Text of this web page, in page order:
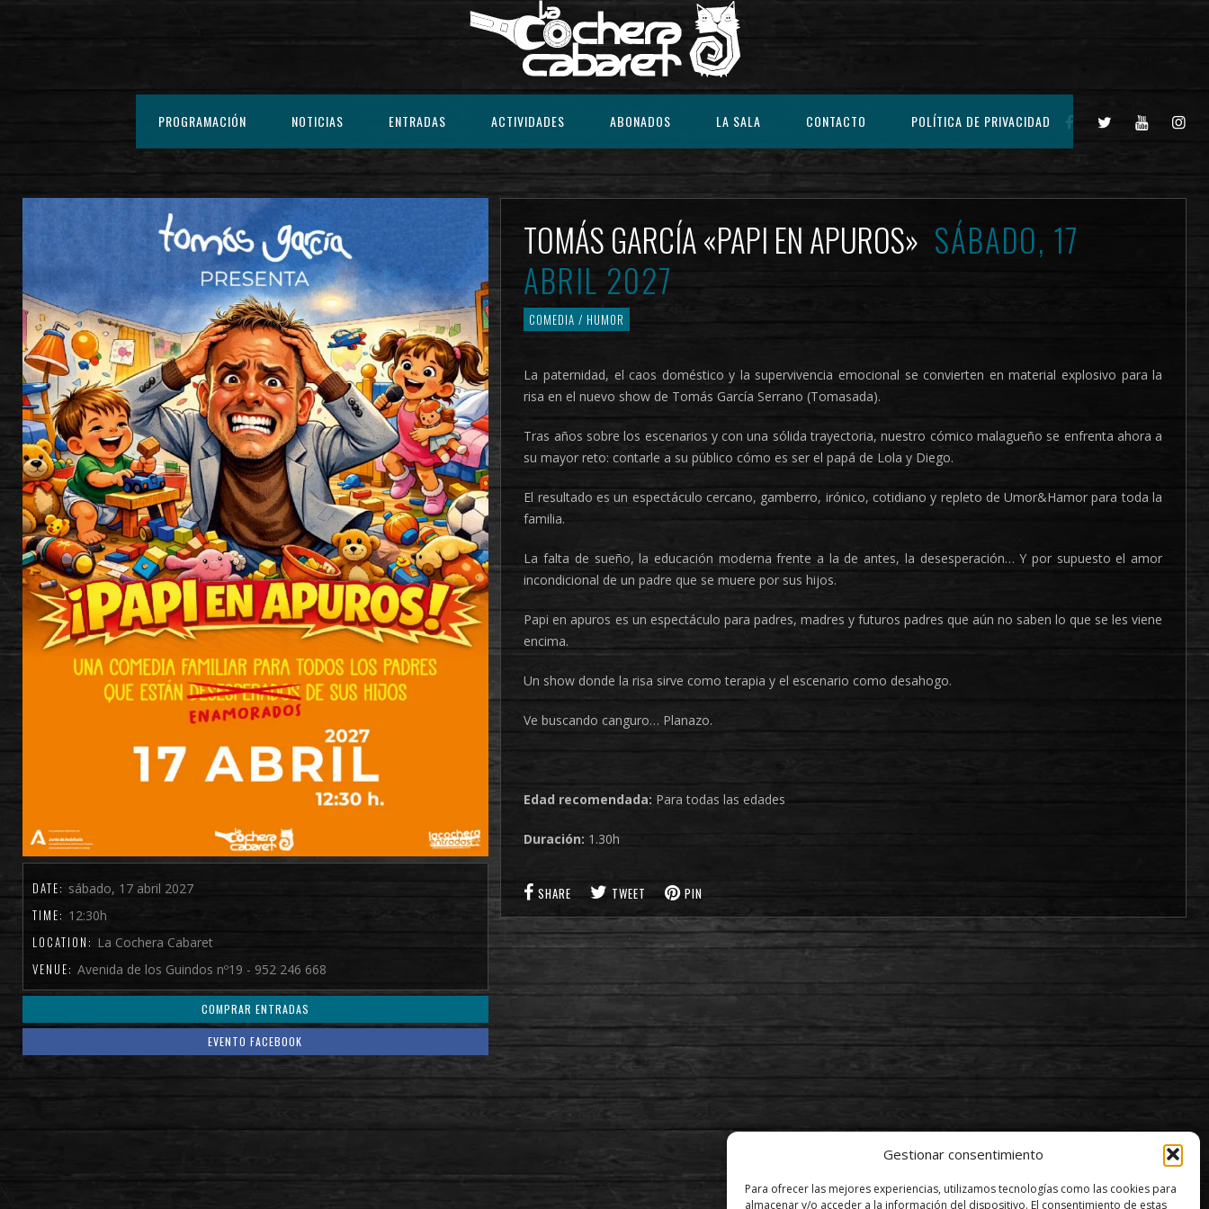
Gestionar consentimiento
Para ofrecer las mejores experiencias, utilizamos tecnologías como las cookies para
almacenar y/o acceder a la información del dispositivo. El consentimiento de estas
PROGRAMACIÓN NOTICIAS ENTRADAS ACTIVIDADES ABONADOS LA SALA CONTACTO POLÍTICA DE PRIVACIDAD
DATE: sábado, 17 abril 2027
TIME: 12:30h
LOCATION: La Cochera Cabaret
VENUE: Avenida de los Guindos nº19 - 952 246 668
COMPRAR ENTRADAS
EVENTO FACEBOOK
TOMÁS GARCÍA «PAPI EN APUROS» SÁBADO, 17
ABRIL 2027
COMEDIA / HUMOR
La paternidad, el caos doméstico y la supervivencia emocional se convierten en material explosivo para la
risa en el nuevo show de Tomás García Serrano (Tomasada).
Tras años sobre los escenarios y con una sólida trayectoria, nuestro cómico malagueño se enfrenta ahora a
su mayor reto: contarle a su público cómo es ser el papá de Lola y Diego.
El resultado es un espectáculo cercano, gamberro, irónico, cotidiano y repleto de Umor&Hamor para toda la
familia.
La falta de sueño, la educación moderna frente a la de antes, la desesperación… Y por supuesto el amor
incondicional de un padre que se muere por sus hijos.
Papi en apuros es un espectáculo para padres, madres y futuros padres que aún no saben lo que se les viene
encima.
Un show donde la risa sirve como terapia y el escenario como desahogo.
Ve buscando canguro… Planazo.
Edad recomendada: Para todas las edades
Duración: 1.30h
SHARE TWEET PIN